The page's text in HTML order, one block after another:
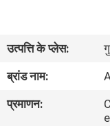
हमारे
बारे
में
उत्पत्ति के प्लेस:
ब्रांड नाम:
प्रमाणन: